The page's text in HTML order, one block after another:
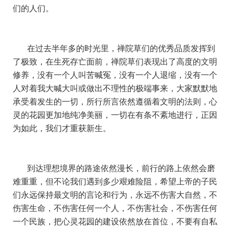
们的人们。
在过去半年多的时光里，禅院草们的优秀品质发挥到
了极致，在生死存亡面前，禅院草们表现出了高度的文明
修养，没有一个人叫苦喊冤，没有一个人退缩，没有一个
人对着我大喊大叫或做出不理性的极端事来，大家默默地
承受着发生的一切，所行所言依然遵循着文明的法则，心
灵的花园更加地纯净美丽，一切在有条不紊地进行，正因
为如此，我们才重获新生。
到达理想境界的路途依然漫长，前行的路上依然会磨
难重重，但不论我们遇到多少艰难险阻，希望上帝的子民
们永远保持最文明的言论和行为，永远不伤害大自然，不
伤害生命，不伤害任何一个人，不伤害社会，不伤害任何
一个民族，把心灵花园的建设依然放在首位，不要有自私